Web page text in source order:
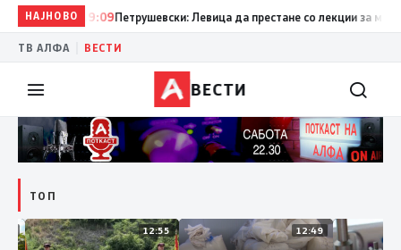
НАЈНОВО
19:09 Петрушевски: Левица да престане со лекции за морал
ТВ АЛФА ВЕСТИ
ВЕСТИ
ТОП
13:04 12:55 12:49